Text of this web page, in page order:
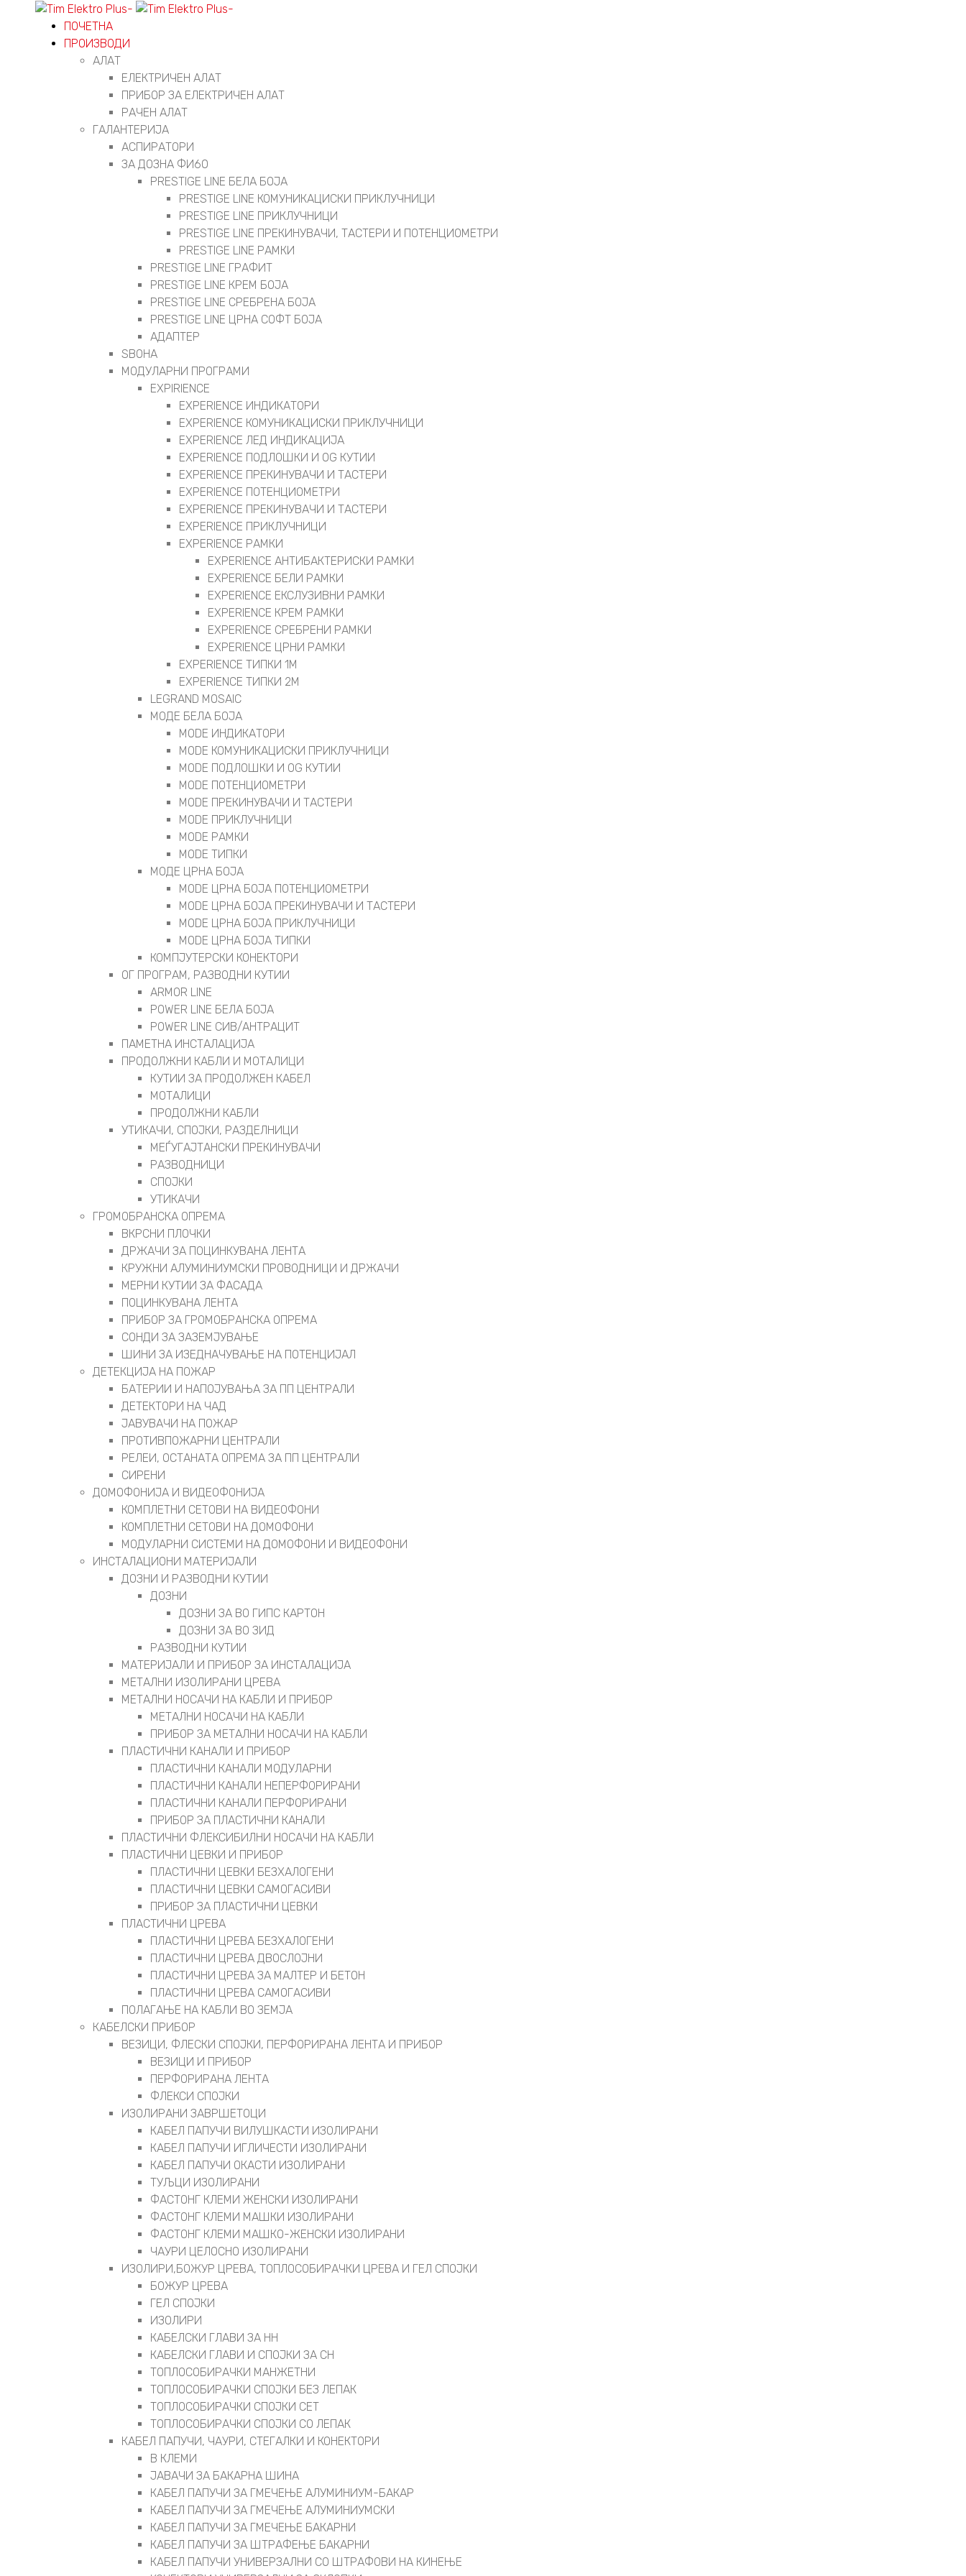
ПОЧЕТНА
ПРОИЗВОДИ
АЛАТ
ЕЛЕКТРИЧЕН АЛАТ
ПРИБОР ЗА ЕЛЕКТРИЧЕН АЛАТ
РАЧЕН АЛАТ
ГАЛАНТЕРИЈА
АСПИРАТОРИ
ЗА ДОЗНА ФИ60
PRESTIGE LINE БЕЛА БОЈА
PRESTIGE LINE КОМУНИКАЦИСКИ ПРИКЛУЧНИЦИ
PRESTIGE LINE ПРИКЛУЧНИЦИ
PRESTIGE LINE ПРЕКИНУВАЧИ, ТАСТЕРИ И ПОТЕНЦИОМЕТРИ
PRESTIGE LINE РАМКИ
PRESTIGE LINE ГРАФИТ
PRESTIGE LINE КРЕМ БОЈА
PRESTIGE LINE СРЕБРЕНА БОЈА
PRESTIGE LINE ЦРНА СОФТ БОЈА
АДАПТЕР
ЅВОНА
МОДУЛАРНИ ПРОГРАМИ
EXPIRIENCE
EXPERIENCE ИНДИКАТОРИ
EXPERIENCE КОМУНИКАЦИСКИ ПРИКЛУЧНИЦИ
EXPERIENCE ЛЕД ИНДИКАЦИЈА
EXPERIENCE ПОДЛОШКИ И OG КУТИИ
EXPERIENCE ПРЕКИНУВАЧИ И ТАСТЕРИ
EXPERIENCE ПОТЕНЦИОМЕТРИ
EXPERIENCE ПРЕКИНУВАЧИ И ТАСТЕРИ
EXPERIENCE ПРИКЛУЧНИЦИ
EXPERIENCE РАМКИ
EXPERIENCE АНТИБАКТЕРИСКИ РАМКИ
EXPERIENCE БЕЛИ РАМКИ
EXPERIENCE ЕКСЛУЗИВНИ РАМКИ
EXPERIENCE КРЕМ РАМКИ
EXPERIENCE СРЕБРЕНИ РАМКИ
EXPERIENCE ЦРНИ РАМКИ
EXPERIENCE ТИПКИ 1M
EXPERIENCE ТИПКИ 2М
LEGRAND MOSAIC
МОДЕ БЕЛА БОЈА
MODE ИНДИКАТОРИ
MODE КОМУНИКАЦИСКИ ПРИКЛУЧНИЦИ
MODE ПОДЛОШКИ И OG КУТИИ
MODE ПОТЕНЦИОМЕТРИ
MODE ПРEКИНУВАЧИ И ТАСТЕРИ
MODE ПРИКЛУЧНИЦИ
MODE РАМКИ
MODE ТИПКИ
МОДЕ ЦРНА БОЈА
MODE ЦРНА БОЈА ПОТЕНЦИОМЕТРИ
MODE ЦРНА БОЈА ПРЕКИНУВАЧИ И ТАСТЕРИ
MODE ЦРНА БОЈА ПРИКЛУЧНИЦИ
MODE ЦРНА БОЈА ТИПКИ
КОМПЈУТЕРСКИ КОНЕКТОРИ
ОГ ПРОГРАМ, РАЗВОДНИ КУТИИ
ARMOR LINE
POWER LINE БЕЛА БОЈА
POWER LINE СИВ/АНТРАЦИТ
ПАМЕТНА ИНСТАЛАЦИЈА
ПРОДОЛЖНИ КАБЛИ И МОТАЛИЦИ
КУТИИ ЗА ПРОДОЛЖЕН КАБЕЛ
МОТАЛИЦИ
ПРОДОЛЖНИ КАБЛИ
УТИКАЧИ, СПОЈКИ, РАЗДЕЛНИЦИ
МЕЃУГАЈТАНСКИ ПРЕКИНУВАЧИ
РАЗВОДНИЦИ
СПОЈКИ
УТИКАЧИ
ГРОМОБРАНСКА ОПРЕМА
ВКРСНИ ПЛОЧКИ
ДРЖАЧИ ЗА ПОЦИНКУВАНА ЛЕНТА
КРУЖНИ АЛУМИНИУМСКИ ПРОВОДНИЦИ И ДРЖАЧИ
МЕРНИ КУТИИ ЗА ФАСАДА
ПОЦИНКУВАНА ЛЕНТА
ПРИБОР ЗА ГРОМОБРАНСКА ОПРЕМА
СОНДИ ЗА ЗАЗЕМЈУВАЊЕ
ШИНИ ЗА ИЗЕДНАЧУВАЊЕ НА ПОТЕНЦИЈАЛ
ДЕТЕКЦИЈА НА ПОЖАР
БАТЕРИИ И НАПОЈУВАЊА ЗА ПП ЦЕНТРАЛИ
ДЕТЕКТОРИ НА ЧАД
ЈАВУВАЧИ НА ПОЖАР
ПРОТИВПОЖАРНИ ЦЕНТРАЛИ
РЕЛЕИ, ОСТАНАТА ОПРЕМА ЗА ПП ЦЕНТРАЛИ
СИРЕНИ
ДОМОФОНИЈА И ВИДЕОФОНИЈА
КОМПЛЕТНИ СЕТОВИ НА ВИДЕОФОНИ
КОМПЛЕТНИ СЕТОВИ НА ДОМОФОНИ
МОДУЛАРНИ СИСТЕМИ НА ДОМОФОНИ И ВИДЕОФОНИ
ИНСТАЛАЦИОНИ МАТЕРИЈАЛИ
ДОЗНИ И РАЗВОДНИ КУТИИ
ДОЗНИ
ДОЗНИ ЗА ВО ГИПС КАРТОН
ДОЗНИ ЗА ВО ЗИД
РАЗВОДНИ КУТИИ
МАТЕРИЈАЛИ И ПРИБОР ЗА ИНСТАЛАЦИЈА
МЕТАЛНИ ИЗОЛИРАНИ ЦРЕВА
МЕТАЛНИ НОСАЧИ НА КАБЛИ И ПРИБОР
МЕТАЛНИ НОСАЧИ НА КАБЛИ
ПРИБОР ЗА МЕТАЛНИ НОСАЧИ НА КАБЛИ
ПЛАСТИЧНИ КАНАЛИ И ПРИБОР
ПЛАСТИЧНИ КАНАЛИ МОДУЛАРНИ
ПЛАСТИЧНИ КАНАЛИ НЕПЕРФОРИРАНИ
ПЛАСТИЧНИ КАНАЛИ ПЕРФОРИРАНИ
ПРИБОР ЗА ПЛАСТИЧНИ КАНАЛИ
ПЛАСТИЧНИ ФЛЕКСИБИЛНИ НОСАЧИ НА КАБЛИ
ПЛАСТИЧНИ ЦЕВКИ И ПРИБОР
ПЛАСТИЧНИ ЦЕВКИ БЕЗХАЛОГЕНИ
ПЛАСТИЧНИ ЦЕВКИ САМОГАСИВИ
ПРИБОР ЗА ПЛАСТИЧНИ ЦЕВКИ
ПЛАСТИЧНИ ЦРЕВА
ПЛАСТИЧНИ ЦРЕВА БЕЗХАЛОГЕНИ
ПЛАСТИЧНИ ЦРЕВА ДВОСЛОЈНИ
ПЛАСТИЧНИ ЦРЕВА ЗА МАЛТЕР И БЕТОН
ПЛАСТИЧНИ ЦРЕВА САМОГАСИВИ
ПОЛАГАЊЕ НА КАБЛИ ВО ЗЕМЈА
КАБЕЛСКИ ПРИБОР
ВЕЗИЦИ, ФЛЕСКИ СПОЈКИ, ПЕРФОРИРАНА ЛЕНТА И ПРИБОР
ВЕЗИЦИ И ПРИБОР
ПЕРФОРИРАНА ЛЕНТА
ФЛЕКСИ СПОЈКИ
ИЗОЛИРАНИ ЗАВРШЕТОЦИ
КАБЕЛ ПАПУЧИ ВИЛУШКАСТИ ИЗОЛИРАНИ
КАБЕЛ ПАПУЧИ ИГЛИЧЕСТИ ИЗОЛИРАНИ
КАБЕЛ ПАПУЧИ ОКАСТИ ИЗОЛИРАНИ
ТУЉЦИ ИЗОЛИРАНИ
ФАСТОНГ КЛЕМИ ЖЕНСКИ ИЗОЛИРАНИ
ФАСТОНГ КЛЕМИ МАШКИ ИЗОЛИРАНИ
ФАСТОНГ КЛЕМИ МАШКO-ЖЕНСКИ ИЗОЛИРАНИ
ЧАУРИ ЦЕЛОСНО ИЗОЛИРАНИ
ИЗОЛИРИ,БОЖУР ЦРЕВА, ТОПЛОСОБИРАЧКИ ЦРЕВА И ГЕЛ СПОЈКИ
БОЖУР ЦРЕВА
ГЕЛ СПОЈКИ
ИЗОЛИРИ
КАБЕЛСКИ ГЛАВИ ЗА НН
КАБЕЛСКИ ГЛАВИ И СПОЈКИ ЗА СН
ТОПЛОСОБИРАЧКИ МАНЖЕТНИ
ТОПЛОСОБИРАЧКИ СПОЈКИ БЕЗ ЛЕПАК
ТОПЛОСОБИРАЧКИ СПОЈКИ СЕТ
ТОПЛОСОБИРАЧКИ СПОЈКИ СО ЛЕПАК
КАБЕЛ ПАПУЧИ, ЧАУРИ, СТЕГАЛКИ И КОНЕКТОРИ
В КЛЕМИ
ЈАВАЧИ ЗА БАКАРНА ШИНА
КАБЕЛ ПАПУЧИ ЗА ГМЕЧЕЊЕ АЛУМИНИУМ-БАКАР
КАБЕЛ ПАПУЧИ ЗА ГМЕЧЕЊЕ АЛУМИНИУМСКИ
КАБЕЛ ПАПУЧИ ЗА ГМЕЧЕЊЕ БАКАРНИ
КАБЕЛ ПАПУЧИ ЗА ШТРАФЕЊЕ БАКАРНИ
КАБЕЛ ПАПУЧИ УНИВЕРЗАЛНИ СО ШТРАФОВИ НА КИНЕЊЕ